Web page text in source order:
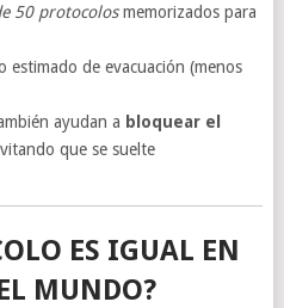
50 protocolosmemorizados para
estimado de evacuación (menos
ayudan a bloquear el
que se suelte
ES IGUAL EN
MUNDO?